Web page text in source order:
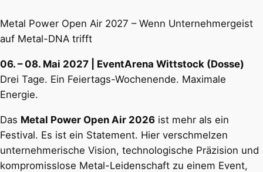
Metal Power Open Air 2027 – Wenn Unternehmergeist
auf Metal-DNA trifft
06. – 08. Mai 2027 | EventArena Wittstock (Dosse)
Drei Tage. Ein Feiertags-Wochenende. Maximale
Energie.
Das Metal Power Open Air 2026 ist mehr als ein
Festival. Es ist ein Statement. Hier verschmelzen
unternehmerische Vision, technologische Präzision und
kompromisslose Metal-Leidenschaft zu einem Event,